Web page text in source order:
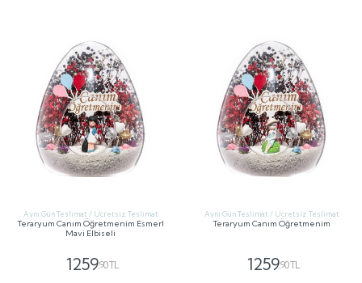
Aynı Gün Teslimat / Ücretsiz Teslimat
Teraryum Canım Öğretmenim Esmerl
Mavi Elbiseli
1259,90 TL
Aynı Gün Teslimat / Ücretsiz Teslimat
Teraryum Canım Öğretmenim
1259,90 TL